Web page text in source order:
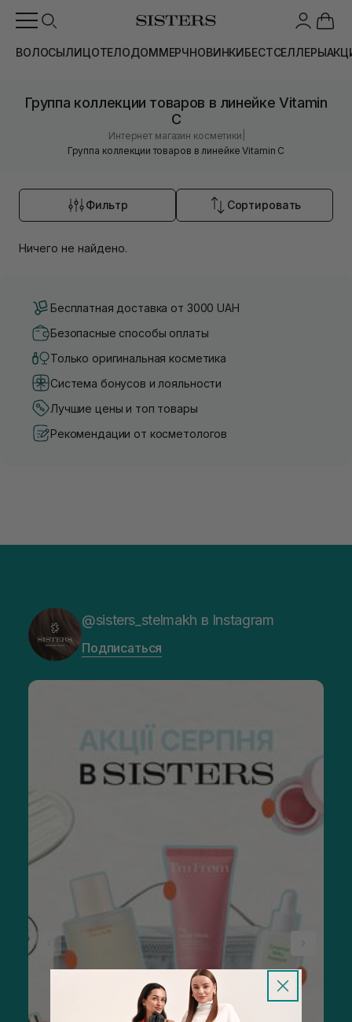
ВОЛОСЫЛИЦОТЕЛОДОММЕРЧНОВИНКИБЕСТСЕЛЛЕРЫ
Группа коллекции товаров в линейке Vitamin
C
Интернет магазин косметики
Группа коллекции товаров в линейке Vitamin C
Фильтр Сортировать
Ничего не найдено.
Бесплатная доставка от 3000 UAH
Безопасные способы оплаты
Только оригинальная косметика
Система бонусов и лояльности
Лучшие цены и топ товары
Рекомендации от косметологов
@sisters_stelmakh в Instagram
Подписаться